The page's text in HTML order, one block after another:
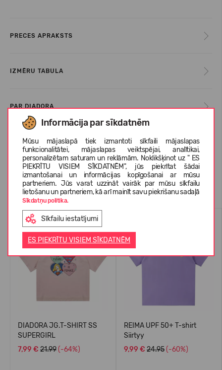
Informācija par sīkdatnēm
Mūsu mājaslapā tiek izmantoti sīkfaili mājaslapas
funkcionalitātei, mājaslapas veiktspējai, analītikai,
personalizētam saturam un reklāmām. Noklikšķinot uz " ES
PIEKRĪTU VISIEM SĪKDATNĒM", jūs piekrītat šādai
izmantošanai un informācijas kopīgošanai ar mūsu
partneriem. Jūs varat uzzināt vairāk par mūsu sīkfailu
lietošanu un partneriem, kā arī mainīt savu piekrišanu sadaļā
Sīkdatņu politika.
Sīkfailu iestatījumi
ES PIEKRĪTU VISIEM SĪKDATNĒM
PRECES APRAKSTS
IZMĒRU TABULA
PAR DIADORA
KLIENTU ATSAUKSMES (0)
Līdzīgas preces
-64%
VASARAI
DIADORA JG.T-SHIRT SS
SUPERGIRL
7,99 € 21.99 (-64%)
-60%
REIMA UPF 50+ T-shirt
Siirtyy
9,99 € 24.95 (-60%)